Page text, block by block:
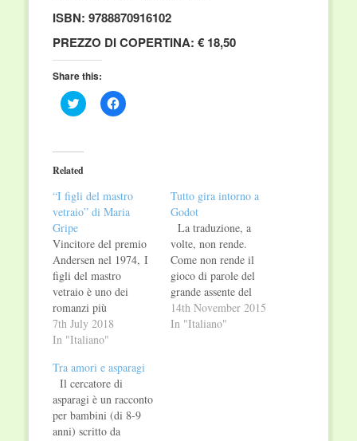
ISBN: 9788870916102
PREZZO DI COPERTINA: € 18,50
Share this:
Click
to
(Opens
new
Click
to
Related
“I figli del mastro
vetraio” di Maria
Gripe
Vincitore del premio
Andersen nel 1974, I
figli del mastro
vetraio è uno dei
romanzi più
conosciuti
della letteratura per
Europa, con
ambientazioni da fiabe
remote, temi mitici e
personaggi archetipici.
Nell'antico paese di
7th July 2018
In "Italiano"
Tutto gira intorno a
Godot
La traduzione, a
volte, non rende.
Come non rende il
gioco di parole del
grande assente del
pezzo di Becket: il
Signor Godot. L’opera
14th November 2015
In "Italiano"
Tra amori e asparagi
Il cercatore di
asparagi è un racconto
per bambini (di 8-9
anni) scritto da